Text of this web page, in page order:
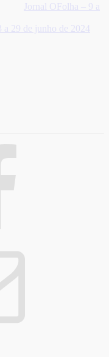
Jornal OFolha – 9 a
a 29 de junho de 2024